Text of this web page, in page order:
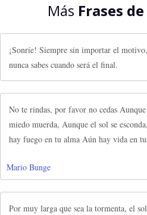
Más Frases
¡Sonríe! Siempre sin importar el
nunca sabes cuando será el final.
No te rindas, por favor no cedas Aunque el frío queme Aunque el
miedo muerda, Aunque el sol se esconda, Y se calle el viento, Aún
hay fuego en tu alma Aún hay
Mario Bunge
Por muy larga que sea la tormenta, el